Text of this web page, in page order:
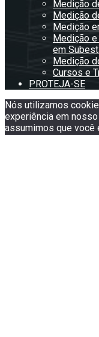
Medição
Medição
Medição
Medição
em
Medição
Cursos e
PROTEJA-SE
Nós utilizamos
experiência em
assumimos que você